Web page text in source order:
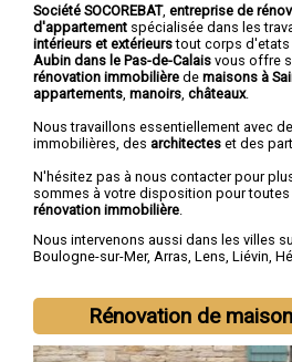
Société SOCOREBAT, entreprise de
d'appartement spécialisée dans les
intérieurs et extérieurstout corps d'etats
Aubin dans le Pas-de-Calais vous offre
rénovation immobilière de maisons à
appartements manoirs châteaux.
Nous travaillons essentiellement avec
immobilières, des architectes et des
N'hésitez pas à nous contacter pour
sommes à votre disposition pour toutes
rénovation immobilière
Nous intervenons aussi dans les villes
Boulogne-sur-Mer, Arras, Lens, Liévin,
Rénovation de